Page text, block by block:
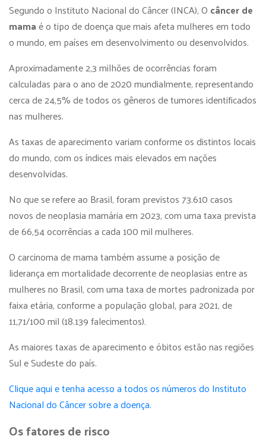
Segundo o Instituto Nacional do Câncer (INCA), O câncer de
mamaé o tipo de doença que mais afeta mulheres em todo
o mundo, em países em desenvolvimento ou desenvolvidos.
Aproximadamente 2,3 milhões de ocorrências foram
calculadas para o ano de 2020 mundialmente, representando
cerca de 24,5% de todos os gêneros de tumores identificados
nas mulheres.
As taxas de aparecimento variam conforme os distintos locais
do mundo, com os índices mais elevados em nações
desenvolvidas.
No que se refere ao Brasil, foram previstos 73.610 casos
novos de neoplasia mamária em 2023, com uma taxa prevista
de 66,54 ocorrências a cada 100 mil mulheres.
O carcinoma de mama também assume a posição de
liderança em mortalidade decorrente de neoplasias entre as
mulheres no Brasil, com uma taxa de mortes padronizada por
faixa etária, conforme a população global, para 2021, de
11,71/100 mil (18.139 falecimentos).
As maiores taxas de aparecimento e óbitos estão nas regiões
Sul e Sudeste do país.
Clique aqui e tenha acesso a todos os números do Instituto
Nacional do Câncer sobre a doença.
Os fatores de risco